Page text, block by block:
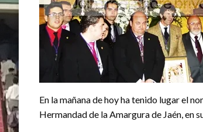
En la mañana de hoy ha tenido lugar el
Hermandad de la Amargura de Jaén, en